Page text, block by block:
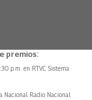
premios:
p.m. en RTVC Sistema
Nacional Radio Nacional